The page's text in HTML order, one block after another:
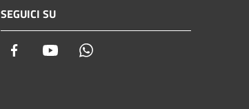
SEGUICI SU
Facebook Youtube